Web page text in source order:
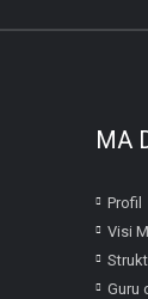
MA
Profil
Visi
Guru